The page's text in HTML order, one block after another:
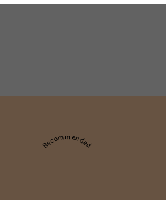
Recommended